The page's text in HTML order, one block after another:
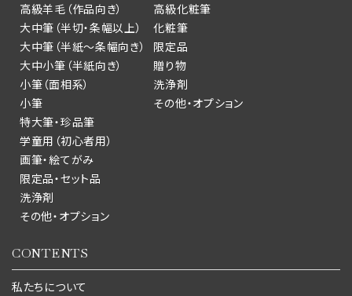
高級羊毛（作品向き）
大中筆（半切・条幅以上）
大中筆（半紙～条幅向き）
大中小筆（半紙向き）
小筆（面相系）
小筆
特大筆・珍品筆
学童用（初心者用）
画筆・絵てがみ
限定品・セット品
洗浄剤
その他・オプション
高級化粧筆
化粧筆
限定品
贈り物
洗浄剤
その他・オプション
CONTENTS
私たちについて